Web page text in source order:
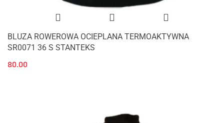
BLUZA ROWEROWA OCIEPLANA TERMOAKTYWNA
SR0071 36 S STANTEKS
80.00